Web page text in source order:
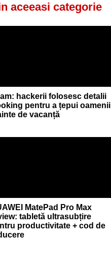
aceeasi categorie
hackerii folosesc detalii
pentru a țepui oamenii
de vacanță
MatePad Pro Max
tabletă ultrasubțire
productivitate + cod de